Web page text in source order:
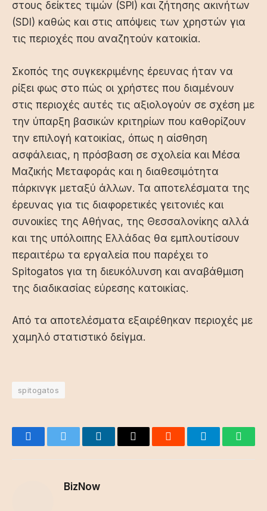
στους δείκτες τιμών (SPI) και ζήτησης ακινήτων
(SDI) καθώς και στις απόψεις των χρηστών για
τις περιοχές που αναζητούν κατοικία.
Σκοπός της συγκεκριμένης έρευνας ήταν να
ρίξει φως στο πώς οι χρήστες που διαμένουν
στις περιοχές αυτές τις αξιολογούν σε σχέση με
την ύπαρξη βασικών κριτηρίων που καθορίζουν
την επιλογή κατοικίας, όπως η αίσθηση
ασφάλειας, η πρόσβαση σε σχολεία και Μέσα
Μαζικής Μεταφοράς και η διαθεσιμότητα
πάρκινγκ μεταξύ άλλων. Τα αποτελέσματα της
έρευνας για τις διαφορετικές γειτονιές και
συνοικίες της Αθήνας, της Θεσσαλονίκης αλλά
και της υπόλοιπης Ελλάδας θα εμπλουτίσουν
περαιτέρω τα εργαλεία που παρέχει το
Spitogatos για τη διευκόλυνση και αναβάθμιση
της διαδικασίας εύρεσης κατοικίας.
Από τα αποτελέσματα εξαιρέθηκαν περιοχές με
χαμηλό στατιστικό δείγμα.
spitogatos
FacebookTwitter LinkedInEmail Reddit Telegram
BizNow